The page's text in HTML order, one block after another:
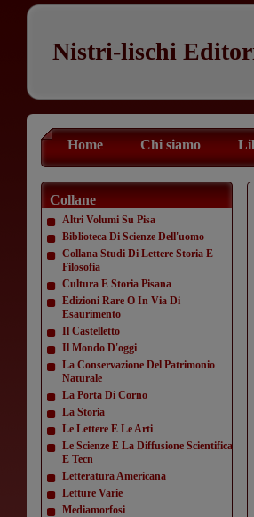
Nistri-lischi
Home Chi siamo
Collane
Altri Volumi Su Pisa
Biblioteca Di Scienze Dell'uomo
Collana Studi Di Lettere Storia E
Filosofia
Cultura E Storia Pisana
Edizioni Rare O In Via Di
Esaurimento
Il Castelletto
Il Mondo D'oggi
La Conservazione Del Patrimonio
Naturale
La Porta Di Corno
La Storia
Le Lettere E Le Arti
Le Scienze E La Diffusione Scientifica
E Tecn
Letteratura Americana
Letture Varie
Mediamorfosi